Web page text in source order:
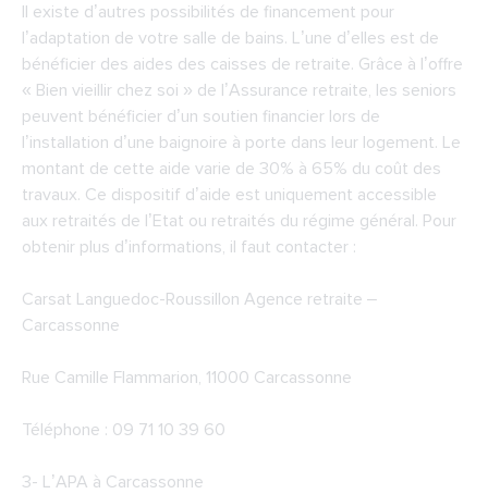
Il existe d’autres possibilités de financement pour
l’adaptation de votre salle de bains. L’une d’elles est de
bénéficier des aides des caisses de retraite. Grâce à l’offre
« Bien vieillir chez soi » de l’Assurance retraite, les seniors
peuvent bénéficier d’un soutien financier lors de
l’installation d’une baignoire à porte dans leur logement. Le
montant de cette aide varie de 30% à 65% du coût des
travaux. Ce dispositif d’aide est uniquement accessible
aux retraités de l’Etat ou retraités du régime général. Pour
obtenir plus d’informations, il faut contacter :
Carsat Languedoc-Roussillon Agence retraite –
Carcassonne
Rue Camille Flammarion, 11000 Carcassonne
Téléphone : 09 71 10 39 60
3- L’APA à Carcassonne